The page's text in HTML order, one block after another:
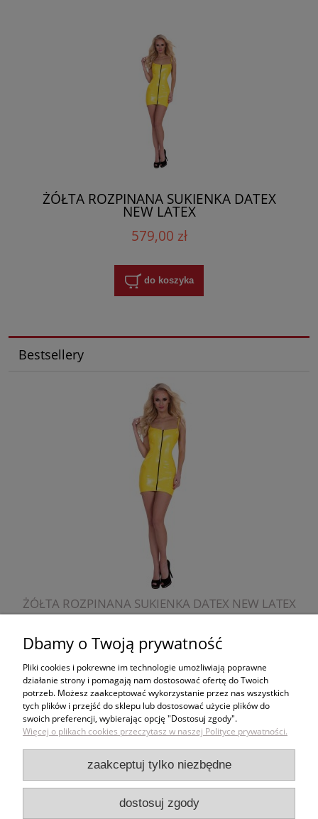
ŻÓŁTA ROZPINANA SUKIENKA DATEX
NEW LATEX
579,00 zł
do koszyka
Bestsellery
ŻÓŁTA ROZPINANA SUKIENKA DATEX NEW LATEX
579,00 zł
do koszyka
Zakupy
Pomoc
Moje konto
Dbamy o Twoją prywatność
Pliki cookies i pokrewne im technologie umożliwiają poprawne
działanie strony i pomagają nam dostosować ofertę do Twoich
potrzeb. Możesz zaakceptować wykorzystanie przez nas wszystkich
tych plików i przejść do sklepu lub dostosować użycie plików do
swoich preferencji, wybierając opcję "Dostosuj zgody".
Więcej o plikach cookies przeczytasz w naszej Polityce prywatności.
zaakceptuj tylko niezbędne
dostosuj zgody